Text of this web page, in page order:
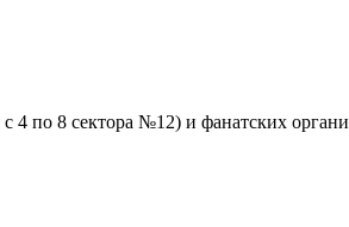
4 по 8 сектора №12) и фанатских